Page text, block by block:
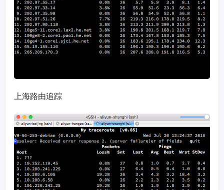
上海路由追踪